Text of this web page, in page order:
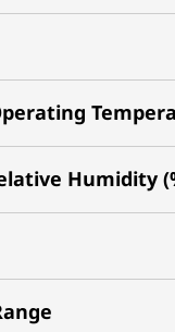
Humidity